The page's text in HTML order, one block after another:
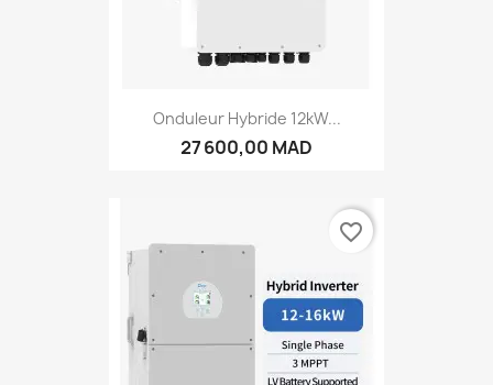
Onduleur Hybride 12kW...
27 600,00 MAD
favorite_border